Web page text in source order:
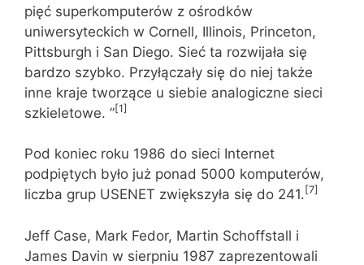
pięć superkomputerów z ośrodków
uniwersyteckich w Cornell, Illinois, Princeton,
Pittsburgh i San Diego. Sieć ta rozwijała się
bardzo szybko. Przyłączały się do niej także
inne kraje tworzące u siebie analogiczne sieci
szkieletowe. ”[1]
Pod koniec roku 1986 do sieci Internet
podpiętych było już ponad 5000 komputerów,
liczba grup USENET zwiększyła się do 241. [7]
Jeff Case, Mark Fedor, Martin Schoffstall i
James Davin w sierpniu 1987 zaprezentowali